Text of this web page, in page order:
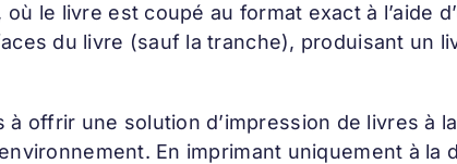
le livre est coupé au format exact à l’aide
du livre (sauf la tranche), produisant un
offrir une solution d’impression de livres à
En imprimant uniquement à la